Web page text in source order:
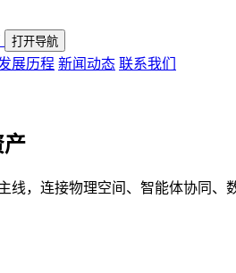
打开导航
展历程 新闻动态 联系我们
产
线，连接物理空间、智能体协同